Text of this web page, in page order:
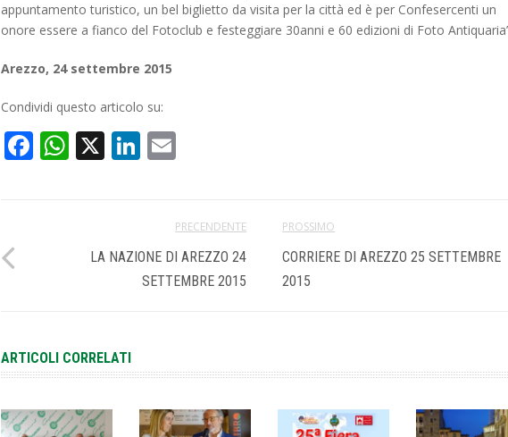
appuntamento turistico, un bel biglietto da visita per la città ed è per Confesercenti un
onore essere a fianco del Fotoclub e festeggiare 30anni e 60 edizioni di Foto
Arezzo, 24 settembre 2015
Condividi questo articolo su:
Facebook
WhatsApp
X LinkedIn
PRECENDENTE
LA NAZIONE DI AREZZO 24
SETTEMBRE 2015
PROSSIMO
CORRIERE DI AREZZO 25 SETTEMBRE
2015
ARTICOLI CORRELATI